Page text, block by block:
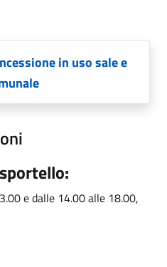
in uso sale e
e dalle 14.00 alle 18.00,